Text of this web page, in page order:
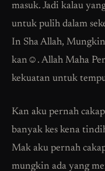
masuk. Jadi kalau
untuk pulih dalam
In Sha Allah,
kan☺️. Allah Maha
kekuatan untuk
Kan aku pernah
banyak kes kena
Mak aku pernah
mungkin ada yang